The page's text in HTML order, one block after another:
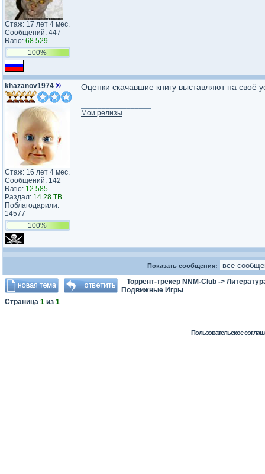
Стаж: 17 лет 4 мес.
Сообщений: 447
Ratio: 68.529
100%
khazanov1974 ®
Стаж: 16 лет 4 мес.
Сообщений: 142
Ratio: 12.585
Раздал: 14.28 TB
Поблагодарили:
14577
100%
Оценки скачавшие книгу выставляют на своё
Мои релизы
Показать сообщения:
Торрент-трекер NNM-Club ->
Подвижные Игры
Страница 1 из 1
Пользовательское